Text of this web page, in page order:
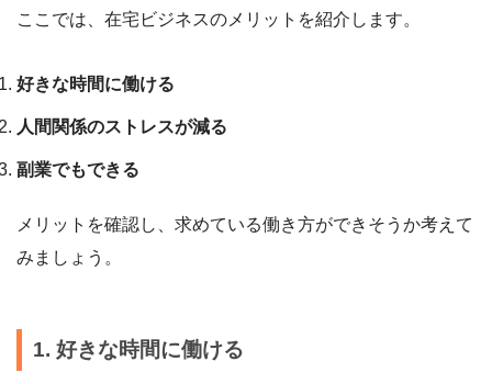
ここでは、在宅ビジネスのメリットを紹介します。
好きな時間に働ける
人間関係のストレスが減る
副業でもできる
メリットを確認し、求めている働き方ができそうか考えて
みましょう。
1. 好きな時間に働ける